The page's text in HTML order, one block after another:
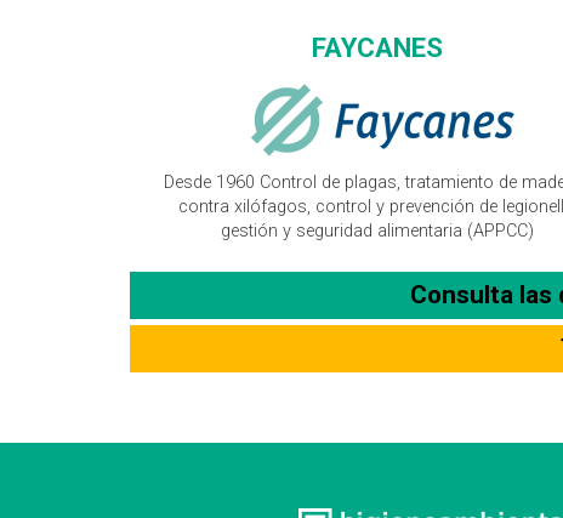
FAYCANES
Desde 1960 Control de plagas, tratamiento de
contra xilófagos, control y prevención de
gestión y seguridad alimentaria (APPCC)
Consulta las